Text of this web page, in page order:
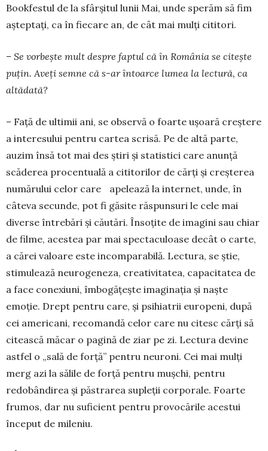
Bookfestul de la sfârșitul lunii Mai, unde sperăm să fim
așteptați, ca în fiecare an, de cât mai mulți cititori.
– Se vorbește mult despre faptul că în România se citește
puțin. Aveți semne că s-ar întoarce lumea la lectură, ca
altădată?
– Față de ultimii ani, se observă o foarte ușoară creștere
a interesului pentru cartea scrisă. Pe de altă parte,
auzim însă tot mai des știri și statistici care anunță
scăderea procentuală a cititorilor de cărți și creșterea
numărului celor care apelează la internet, unde, în
câteva secunde, pot fi găsite răspunsuri le cele mai
diverse întrebări și căutări. Însoțite de ima­gini sau chiar
de filme, acestea par mai spectaculoase decât o carte,
a cărei valoare este incomparabilă. Lectura, se știe,
stimulează neurogeneza, creativitatea, capacitatea de
a face conexiuni, îmbogățește imaginația și naște
emoție. Drept pentru care, și psihiatrii europeni, după
cei americani, recomandă celor care nu citesc cărți să
citească măcar o pagină de ziar pe zi. Lectura devine
astfel o „sală de forță” pentru neuroni. Cei mai mulți
merg azi la sălile de forță pentru mușchi, pentru
redobândirea și păstrarea supleții corporale. Foarte
frumos, dar nu suficient pentru provocările acestui
început de mileniu.